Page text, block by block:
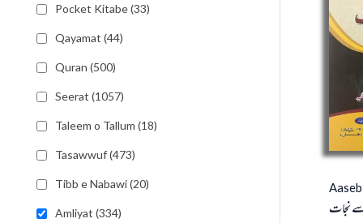
Pocket Kitabe (33)
Qayamat (44)
Quran (500)
Seerat (1057)
Taleem o Tallum (18)
Tasawwuf (473)
Tibb e Nabawi (20)
Amliyat (334) نجات